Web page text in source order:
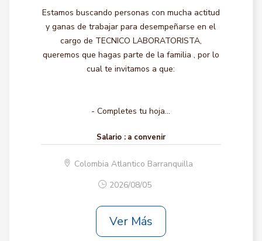
Estamos buscando personas con mucha actitud
y ganas de trabajar para desempeñarse en el
cargo de TECNICO LABORATORISTA,
queremos que hagas parte de la familia , por lo
cual te invitamos a que:
- Completes tu hoja...
Salario : a convenir
Colombia Atlantico Barranquilla
2026/08/05
Ver Más